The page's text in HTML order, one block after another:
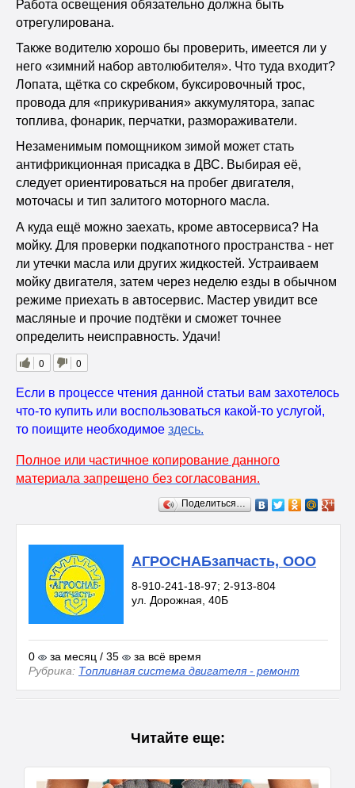
Работа освещения обязательно должна быть
отрегулирована.
Также водителю хорошо бы проверить, имеется ли у
него «зимний набор автолюбителя». Что туда входит?
Лопата, щётка со скребком, буксировочный трос,
провода для «прикуривания» аккумулятора, запас
топлива, фонарик, перчатки, размораживатели.
Незаменимым помощником зимой может стать
антифрикционная присадка в ДВС. Выбирая её,
следует ориентироваться на пробег двигателя,
моточасы и тип залитого моторного масла.
А куда ещё можно заехать, кроме автосервиса? На
мойку. Для проверки подкапотного пространства - нет
ли утечки масла или других жидкостей. Устраиваем
мойку двигателя, затем через неделю езды в обычном
режиме приехать в автосервис. Мастер увидит все
масляные и прочие подтёки и сможет точнее
определить неисправность. Удачи!
0
0
Если в процессе чтения данной статьи вам захотелось
что-то купить или воспользоваться какой-то услугой,
то поищите необходимое здесь.
Полное или частичное копирование данного
материала запрещено без согласования.
Поделиться…
АГРОСНАБзапчасть, ООО
8-910-241-18-97; 2-913-804
ул. Дорожная, 40Б
0 за месяц / 35
за всё время
Рубрика: Топливная система двигателя - ремонт
Читайте еще: